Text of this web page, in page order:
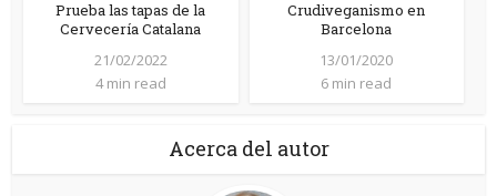
Prueba las tapas de la
Cervecería Catalana
21/02/2022
4 min read
Crudiveganismo en
Barcelona
13/01/2020
6 min read
Acerca del autor